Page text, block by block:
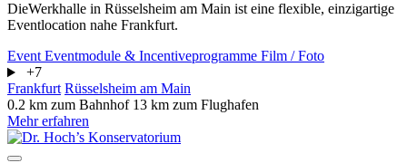
DieWerkhalle in Rüsselsheim am Main ist eine flexible, einzigartige
Eventlocation nahe Frankfurt.
Event Eventmodule & Incentiveprogramme Film / Foto
+7
Frankfurt Rüsselsheim am Main
0.2 km zum Bahnhof 13 km zum Flughafen
Mehr erfahren